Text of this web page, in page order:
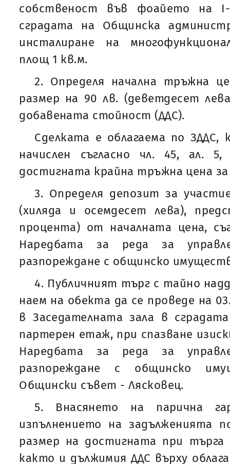
собственост във фоайето на
сградата на Общинска
инсталиране на
площ 1 кв.м.
2. Определя начална тръжна
размер на 90 лв. (деветдесет
добавената стойност (ДДС).
Сделката е облагаема по
начислен съгласно чл. 45, ал.
достигната крайна тръжна цена
3. Определя депозит за
(хиляда и осемдесет лева),
процента) от началната цена,
Наредбата за реда за
разпореждане с общинско
4. Публичният търг с тайно
наем на обекта да се проведе на
в Заседателната зала в
партерен етаж, при спазване
Наредбата за реда за
разпореждане с общинско
Общински съвет - Лясковец.
5. Внасянето на парична
изпълнението на задълженията
размер на достигната при търга
както и дължимия ДДС върху